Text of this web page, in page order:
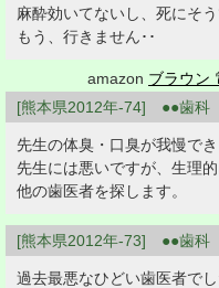
麻酔効いてないし、死にそう
もう、行きません･･
amazon ブラウン
[熊本県2012年-74] ●●歯
先生の体臭・口臭が我慢でき
先生には悪いですが、生理的
他の歯医者を探します。
[熊本県2012年-73] ●●歯
過去最悪なひどい歯医者でし